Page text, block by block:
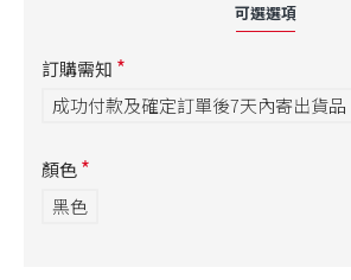
可選選項
訂購需知
成功付款及確定訂單後7天內寄出貨品
顏色
黑色